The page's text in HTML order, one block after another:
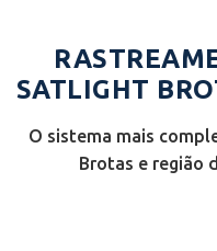
SATLIGHT
O sistema mais
Brotas e região